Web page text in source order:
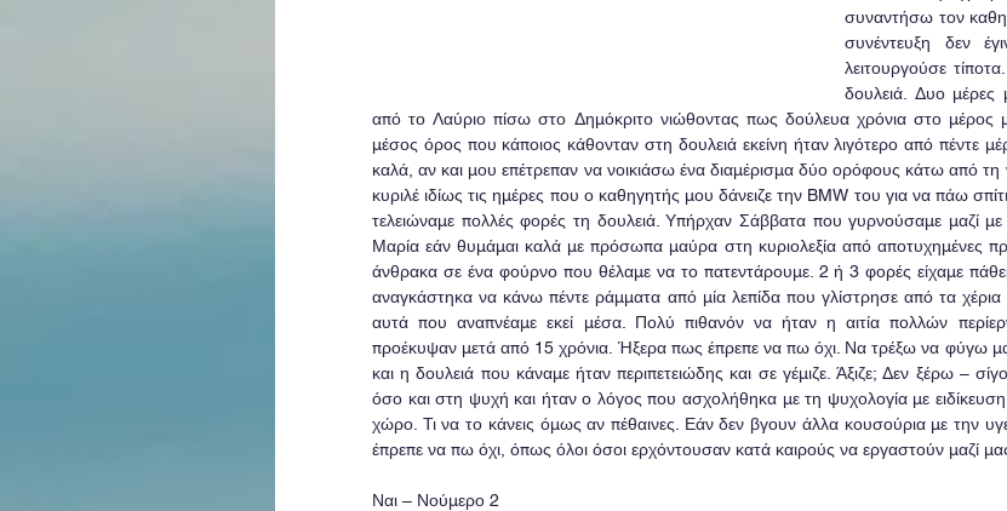
συναντήσω τον
συνέντευξη δεν
λειτουργούσε
δουλειά. Δυο μέρες
από το Λαύριο πίσω στο Δημόκριτο νιώθοντας πως δούλευα χρόνια στο μέρος
μέσος όρος που κάποιος κάθονταν στη δουλειά εκείνη ήταν λιγότερο από πέντε
καλά, αν και μου επέτρεπαν να νοικιάσω ένα διαμέρισμα δύο ορόφους κάτω από
κυριλέ ιδίως τις ημέρες που ο καθηγητής μου δάνειζε την BMW του για να πάω
τελειώναμε πολλές φορές τη δουλειά. Υπήρχαν Σάββατα που γυρνούσαμε μαζί
Μαρία εάν θυμάμαι καλά με πρόσωπα μαύρα στη κυριολεξία από αποτυχημένες
άνθρακα σε ένα φούρνο που θέλαμε να το πατεντάρουμε. 2 ή 3 φορές είχαμε
αναγκάστηκα να κάνω πέντε ράμματα από μία λεπίδα που γλίστρησε από τα χέρια
αυτά που αναπνέαμε εκεί μέσα. Πολύ πιθανόν να ήταν η αιτία πολλών
προέκυψαν μετά από 15 χρόνια. Ήξερα πως έπρεπε να πω όχι. Να τρέξω να φύγω
και η δουλειά που κάναμε ήταν περιπετειώδης και σε γέμιζε. Άξιζε; Δεν ξέρω –
όσο και στη ψυχή και ήταν ο λόγος που ασχολήθηκα με τη ψυχολογία με
χώρο. Τι να το κάνεις όμως αν πέθαινες. Εάν δεν βγουν άλλα κουσούρια με την
έπρεπε να πω όχι, όπως όλοι όσοι ερχόντουσαν κατά καιρούς να εργαστούν μαζί μας
Ναι – Νούμερο 2